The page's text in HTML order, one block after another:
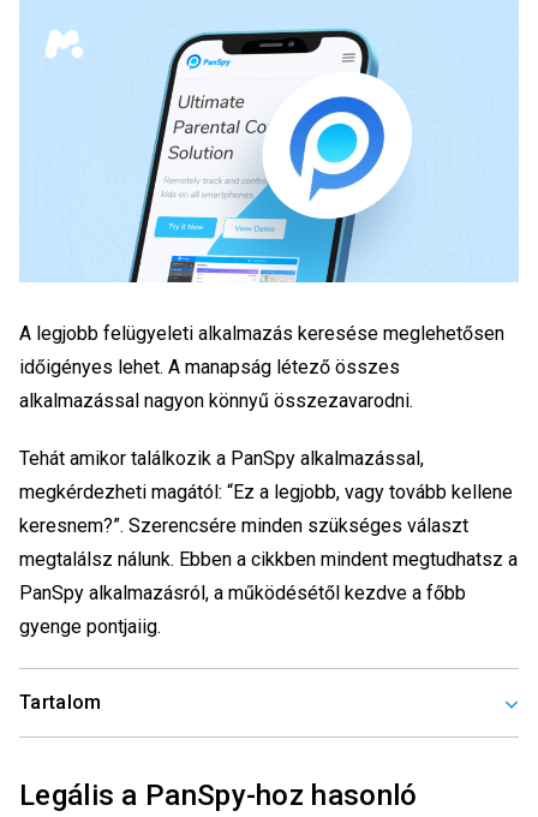
A legjobb felügyeleti alkalmazás keresése meglehetősen
időigényes lehet. A manapság létező összes
alkalmazással nagyon könnyű összezavarodni.
Tehát amikor találkozik a PanSpy alkalmazással,
megkérdezheti magától: “Ez a legjobb, vagy tovább kellene
keresnem?”. Szerencsére minden szükséges választ
megtalálsz nálunk. Ebben a cikkben mindent megtudhatsz a
PanSpy alkalmazásról, a működésétől kezdve a főbb
gyenge pontjaiig.
Tartalom
Legális a PanSpy-hoz hasonló